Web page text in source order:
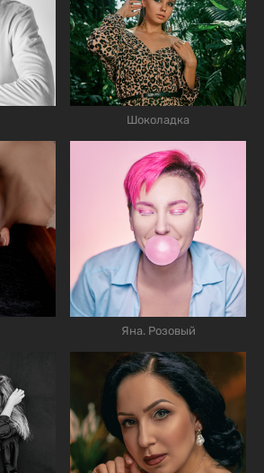
Шоколадка
Яна. Розовый